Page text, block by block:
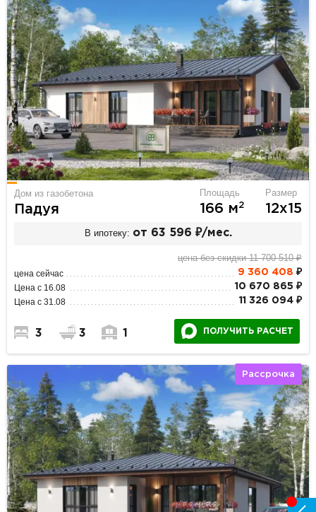
Дом из газобетона
Падуя
Площадь
166 м2
Размер
12х15
В ипотеку: от 63 596 ₽/мес.
цена без скидки 11 700 510 ₽
цена сейчас 9 360 408 ₽
Цена с 16.08 10 670 865 ₽
Цена с 31.08 11 326 094 ₽
3 3 1 ПОЛУЧИТЬ РАСЧЕТ
Рассрочка